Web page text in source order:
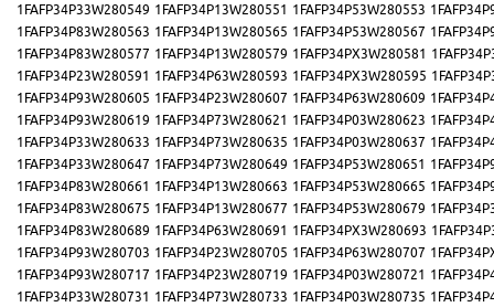
1FAFP34P33W280549 1FAFP34P13W280551 1FAFP34P53W280553
1FAFP34P83W280563 1FAFP34P13W280565 1FAFP34P53W280567
1FAFP34P83W280577 1FAFP34P13W280579 1FAFP34PX3W280581
1FAFP34P23W280591 1FAFP34P63W280593 1FAFP34PX3W280595
1FAFP34P93W280605 1FAFP34P23W280607 1FAFP34P63W280609
1FAFP34P93W280619 1FAFP34P73W280621 1FAFP34P03W280623
1FAFP34P33W280633 1FAFP34P73W280635 1FAFP34P03W280637
1FAFP34P33W280647 1FAFP34P73W280649 1FAFP34P53W280651
1FAFP34P83W280661 1FAFP34P13W280663 1FAFP34P53W280665
1FAFP34P83W280675 1FAFP34P13W280677 1FAFP34P53W280679
1FAFP34P83W280689 1FAFP34P63W280691 1FAFP34PX3W280693
1FAFP34P93W280703 1FAFP34P23W280705 1FAFP34P63W280707
1FAFP34P93W280717 1FAFP34P23W280719 1FAFP34P03W280721
1FAFP34P33W280731 1FAFP34P73W280733 1FAFP34P03W280735